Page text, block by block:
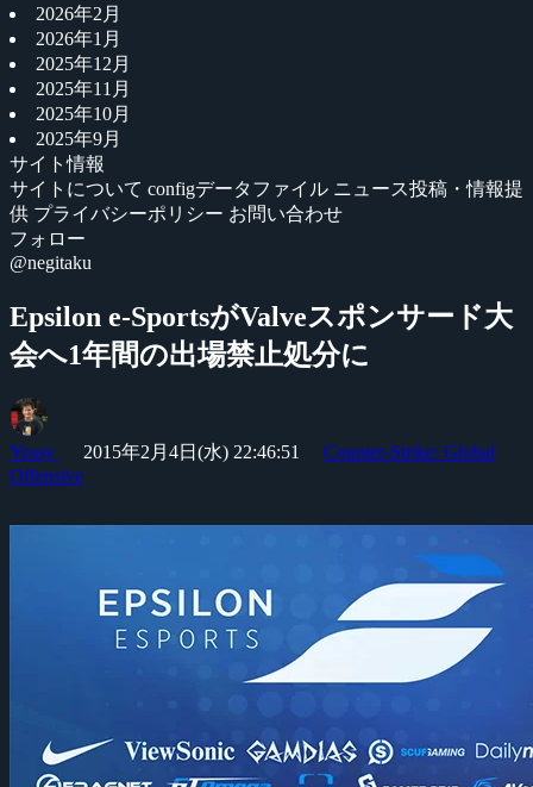
2026年2月
2026年1月
2025年12月
2025年11月
2025年10月
2025年9月
サイト情報
サイトについて configデータファイル ニュース投稿・情報提
供 プライバシーポリシー お問い合わせ
フォロー
@negitaku
Epsilon e-SportsがValveスポンサード大
会へ1年間の出場禁止処分に
Yossy 2015年2月4日(水) 22:46:51
Counter-Strike: Global
Offensive